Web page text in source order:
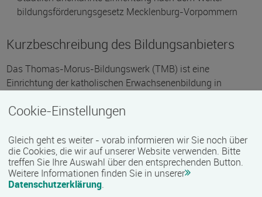
bildungs­förderungs­gesetz Mecklenburg-Vorpommern
Kurzbeschreibung des Bildungsanbieters
Das Thomas-Morus-Bildungswerk (TMB) ist eine
Einrichtung der katholischen Erwachsenenbildung in
eine Geschäftsstelle in Salem. Seit 1998 ist das TMB
Landes Mecklenburg-Vorpommern.
Zu den Aufgaben des Bildungswerkes zählt die Organisation
und Durchführung von Bildungsveranstaltungen in
Mecklenburg. Dazu gehören die Anleitung und Koordination
Cookie-Einstellungen
Gleich geht es weiter - vorab informieren wir Sie noch über
die Cookies, die wir auf unserer Website verwenden. Bitte
treffen Sie Ihre Auswahl über den entsprechenden Button.
Weitere Informationen finden Sie in unserer
Datenschutzerklärung.